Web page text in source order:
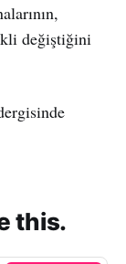
değiştiğini
this.